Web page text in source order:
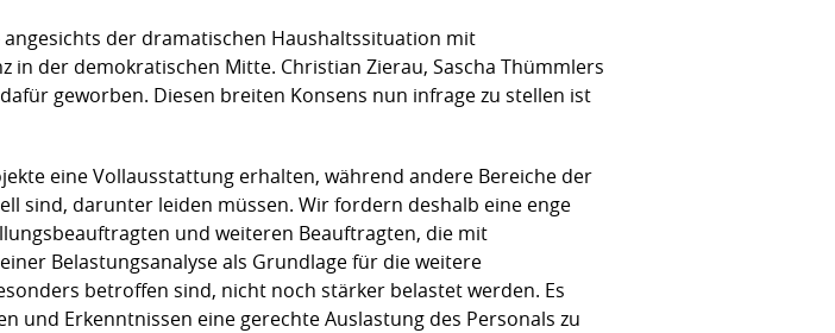
der dramatischen Haushaltssituation mit
in der demokratischen Mitte. Christian Zierau, Sascha Thümmlers
geworben. Diesen breiten Konsens nun infrage zu stellen ist
eine Vollausstattung erhalten, während andere Bereiche der
sind, darunter leiden müssen. Wir fordern deshalb eine enge
und weiteren Beauftragten, die mit
Belastungsanalyse als Grundlage für die weitere
betroffen sind, nicht noch stärker belastet werden. Es
und Erkenntnissen eine gerechte Auslastung des Personals zu